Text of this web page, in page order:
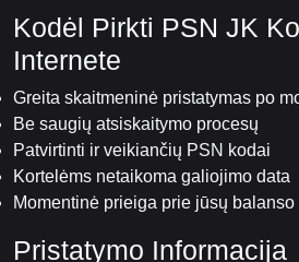
Kodėl Pirkti PSN JK
Internete
Greita skaitmeninė pristatymas po
Be saugių atsiskaitymo procesų
Patvirtinti ir veikiančių PSN kodai
Kortelėms netaikoma galiojimo data
Momentinė prieiga prie jūsų balanso
Pristatymo Informacija